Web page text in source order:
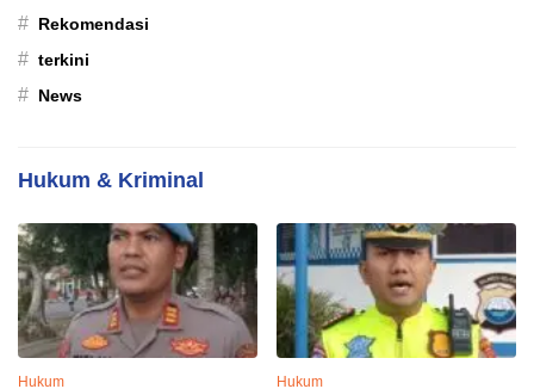
# Rekomendasi
# terkini
# News
Hukum & Kriminal
Hukum Hukum